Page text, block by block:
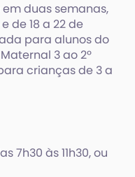
duas semanas,
de 18 a 22 de
para alunos do
3 ao 2º
crianças de 3 a
7h30 às 11h30, ou